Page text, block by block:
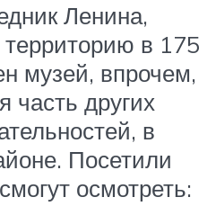
Ленина,
в 175
музей, впрочем,
часть других
в
Посетили
осмотреть: